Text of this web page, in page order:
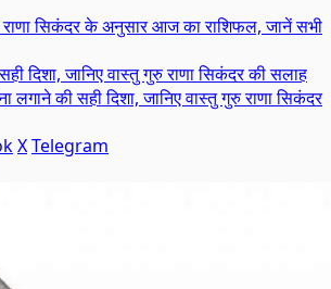
राणा सिकंदर के अनुसार आज का राशिफल, जानें सभी
लगाने की सही दिशा, जानिए वास्तु गुरु राणा सिकंदर
XTelegram